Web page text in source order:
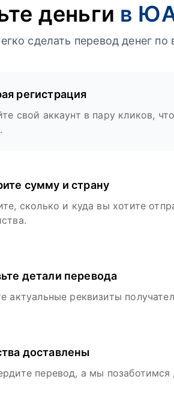
деньги в
сделать перевод денег
регистрация
свой аккаунт в пару кликов,
сумму и страну
сколько и куда вы хотите
детали перевода
актуальные реквизиты
доставлены
перевод, а мы позаботимся